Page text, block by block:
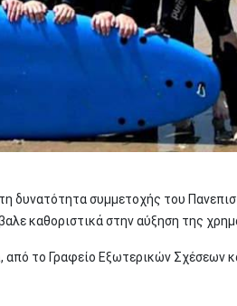
δυνατότητα συμμετοχής του
καθοριστικά στην αύξηση της
, από το Γραφείο Εξωτερικών Σχέσεων